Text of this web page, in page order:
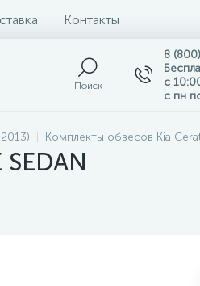
Контакты
Поиск
8
с
с пн
Комплекты обвесов Kia